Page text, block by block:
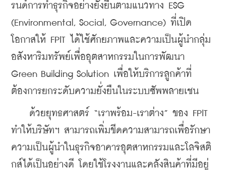
รนด์การทำธุรกิจอย่างยั่งยืนตามแนวทาง ESG
(Environmental, Social, Governance) ที่เปิด
โอกาสให้ FPIT ได้ใช้ศักยภาพและความเป็นผู้นำกลุ่ม
อสังหาริมทรัพย์เพื่ออุตสาหกรรมในการพัฒนา
Green Building Solution เพื่อให้บริการลูกค้าที่
ต้องการยกระดับความยั่งยืนในระบบซัพพลายเชน
ด้วยยุทธศาสตร์ “เราพร้อม-เราต่าง” ของ FPIT
ทำให้บริษัทฯ สามารถเพิ่มขีดความสามารถเพื่อรักษา
ความเป็นผู้นำในธุรกิจอาคารอุตสาหกรรมและโลจิสติ
กส์ได้เป็นอย่างดี โดยใช้โรงงานและคลังสินค้าที่มีอยู่